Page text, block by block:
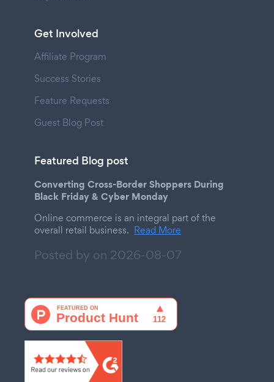
Get Involved
Affiliate Program
Success Stories
Feature Requests
Guest Blog Post
Featured Blog post
Converting Cross-Border Shoppers During
Black Friday & Cyber Monday
Online commerce is an integral part of the
overall retail business. Read More
Posted by on 2026-08-07